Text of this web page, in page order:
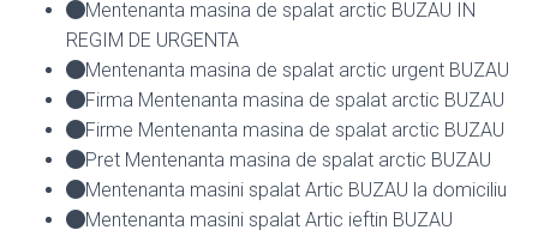
Mentenanta masina de spalat arctic BUZAU IN
REGIM DE URGENTA
Mentenanta masina de spalat arctic urgent BUZAU
Firma Mentenanta masina de spalat arctic BUZAU
Firme Mentenanta masina de spalat arctic BUZAU
Pret Mentenanta masina de spalat arctic BUZAU
Mentenanta masini spalat Artic BUZAU la domiciliu
Mentenanta masini spalat Artic ieftin BUZAU